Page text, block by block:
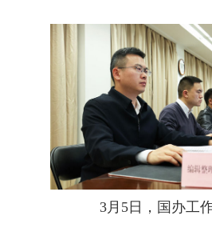
3月5日，国办工作